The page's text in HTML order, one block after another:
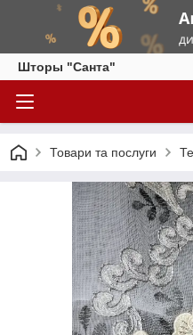
Шторы "Санта"
Товари та послуги